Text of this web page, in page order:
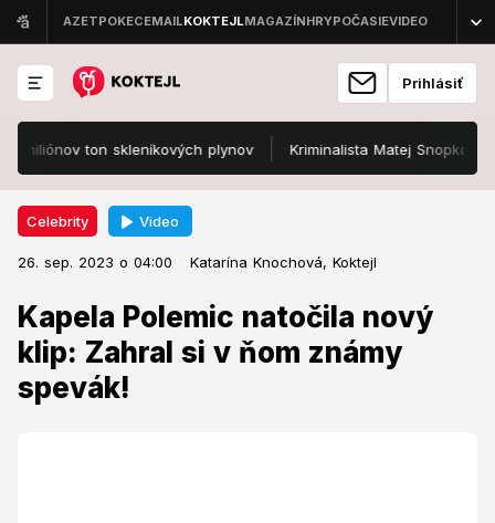
Prihlásiť
ton skleníkových plynov Kriminalista Matej Snopko sa
Celebrity Video
26. sep. 2023 o 04:00 Katarína Knochová, Koktejl
Kapela Polemic natočila nový
klip: Zahral si v ňom známy
spevák!
Celebrity 26. sep. 2023 o 04:00
Kapela Polemic natočila nový klip:
Zahral si v ňom známy spevák!
Nezaháľali ani v lete.